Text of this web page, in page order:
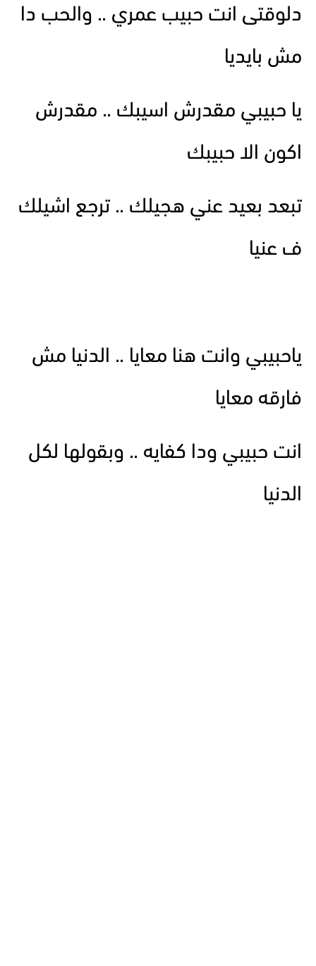
دلوقتى انت حبيب عمري .. والحب دا
مش بايديا
يا حبيبي مقدرش اسيبك .. مقدرش
اكون الا حبيبك
تبعد بعيد عني هجيلك .. ترجع اشيلك
ف عنيا
ياحبيبي وانت هنا معايا .. الدنيا مش
فارقه معايا
انت حبيبي ودا كفايه .. وبقولها لكل
الدنيا